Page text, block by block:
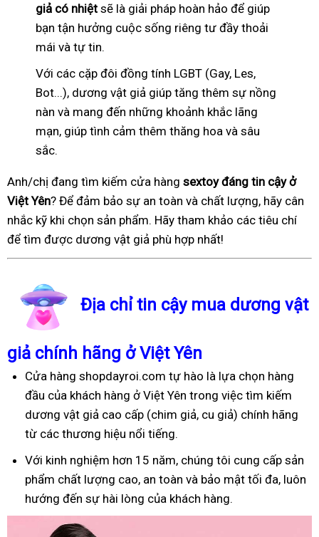
giả có nhiệt sẽ là giải pháp hoàn hảo để giúp
bạn tận hưởng cuộc sống riêng tư đầy thoải
mái và tự tin.
Với các cặp đôi đồng tính LGBT (Gay, Les,
Bot...), dương vật giả giúp tăng thêm sự nồng
nàn và mang đến những khoảnh khắc lãng
mạn, giúp tình cảm thêm thăng hoa và sâu
sắc.
Anh/chị đang tìm kiếm cửa hàng sextoy đáng tin cậy ở
Việt Yên? Để đảm bảo sự an toàn và chất lượng, hãy cân
nhắc kỹ khi chọn sản phẩm. Hãy tham khảo các tiêu chí
để tìm được dương vật giả phù hợp nhất!
Địa chỉ tin cậy mua dương vật
giả chính hãng ở Việt Yên
Cửa hàng shopdayroi.com tự hào là lựa chọn hàng
đầu của khách hàng ở Việt Yên trong việc tìm kiếm
dương vật giả cao cấp (chim giả, cu giả) chính hãng
từ các thương hiệu nổi tiếng.
Với kinh nghiệm hơn 15 năm, chúng tôi cung cấp sản
phẩm chất lượng cao, an toàn và bảo mật tối đa, luôn
hướng đến sự hài lòng của khách hàng.